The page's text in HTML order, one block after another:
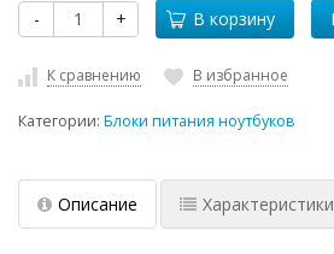
- + В корзину
К сравнению В избранное
Категории: Блоки питания ноутбуков
Описание Характеристики